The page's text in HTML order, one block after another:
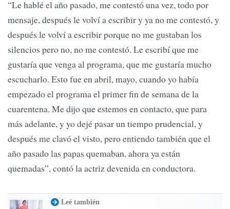
“Le hablé el año pasado, me contestó una vez, todo por
mensaje, después le volví a escribir y ya no me contestó, y
después le volví a escribir porque no me gustaban los
silencios pero no, no me contestó. Le escribí que me
gustaría que venga al programa, que me gustaría mucho
escucharlo. Esto fue en abril, mayo, cuando yo había
empezado el programa el primer fin de semana de la
cuarentena. Me dijo que estemos en contacto, que para
más adelante, y yo dejé pasar un tiempo prudencial, y
después me clavó el visto, pero entiendo también que el
año pasado las papas quemaban, ahora ya están
quemadas”, contó la actriz devenida en conductora.
Leé también